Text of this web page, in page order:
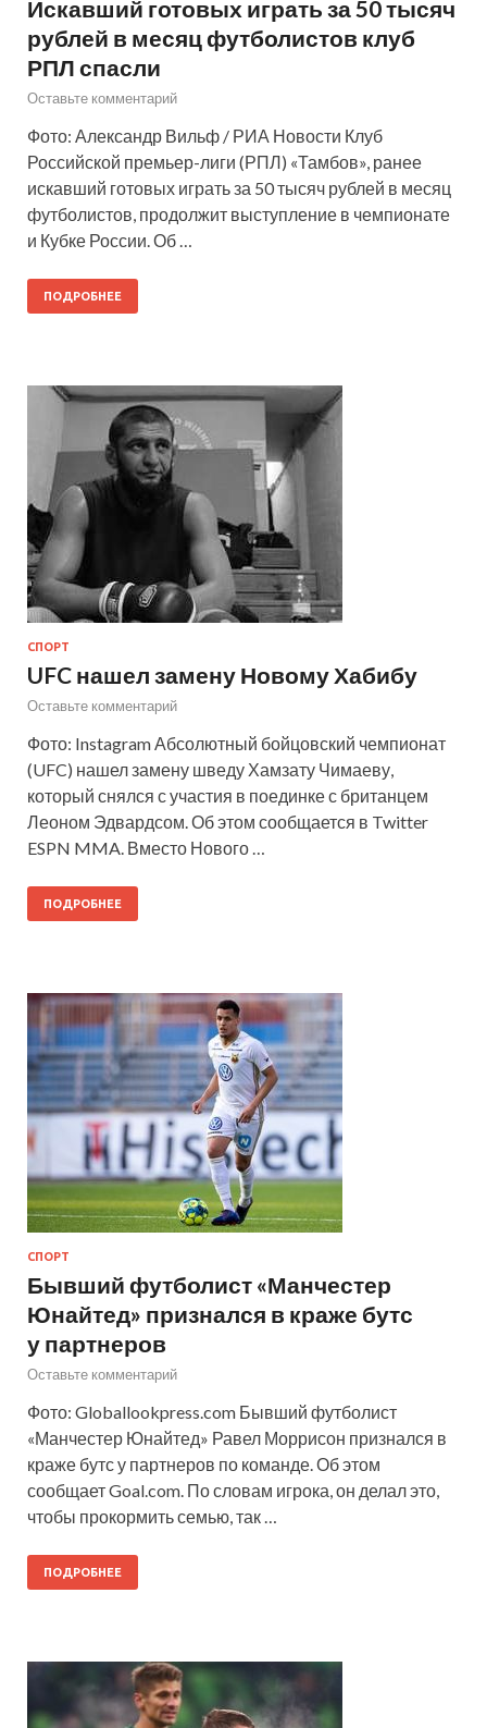
Искавший готовых играть за 50 тысяч
рублей в месяц футболистов клуб
РПЛ спасли
Оставьте комментарий
Фото: Александр Вильф / РИА Новости Клуб
Российской премьер-лиги (РПЛ) «Тамбов», ранее
искавший готовых играть за 50 тысяч рублей в месяц
футболистов, продолжит выступление в чемпионате
и Кубке России. Об …
ПОДРОБНЕЕ
СПОРТ
UFC нашел замену Новому Хабибу
Оставьте комментарий
Фото: Instagram Абсолютный бойцовский чемпионат
(UFC) нашел замену шведу Хамзату Чимаеву,
который снялся с участия в поединке с британцем
Леоном Эдвардсом. Об этом сообщается в Twitter
ESPN MMA. Вместо Нового …
ПОДРОБНЕЕ
СПОРТ
Бывший футболист «Манчестер
Юнайтед» признался в краже бутс
у партнеров
Оставьте комментарий
Фото: Globallookpress.com Бывший футболист
«Манчестер Юнайтед» Равел Моррисон признался в
краже бутс у партнеров по команде. Об этом
сообщает Goal.com. По словам игрока, он делал это,
чтобы прокормить семью, так …
ПОДРОБНЕЕ